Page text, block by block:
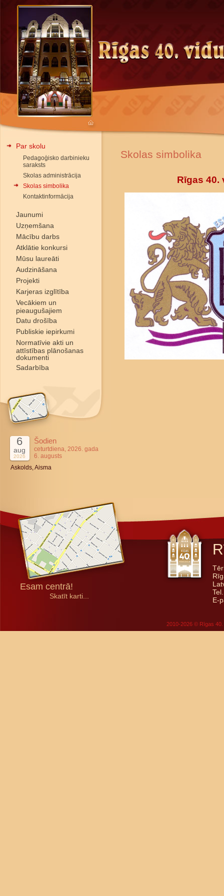
Par skolu
Pedagoģisko darbinieku
saraksts
Skolas administrācija
Skolas simbolika
Kontaktinformācija
Jaunumi
Uzņemšana
Mācību darbs
Atklātie konkursi
Mūsu laureāti
Audzināšana
Projekti
Karjeras izglītība
Vecākiem un
pieaugušajiem
Datu drošība
Publiskie iepirkumi
Normatīvie akti un
attīstības plānošanas
dokumenti
Sadarbība
6
aug
2026
Šodien
ceturtdiena, 2026. gada
6. augusts
Askolds, Aisma
Skolas simbolika
Rīgas
Esam centrā!
Skatīt karti...
E-
2010-2026 © Rīgas